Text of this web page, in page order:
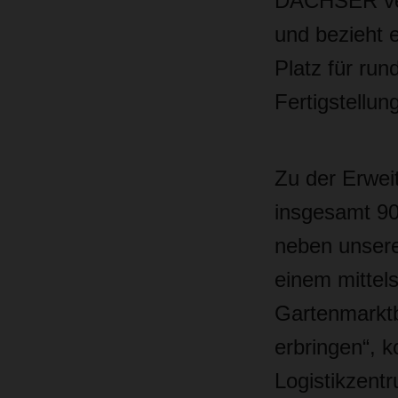
und bezieht
Platz für
Zu der
insgesamt
neben
einem
erbringen“,